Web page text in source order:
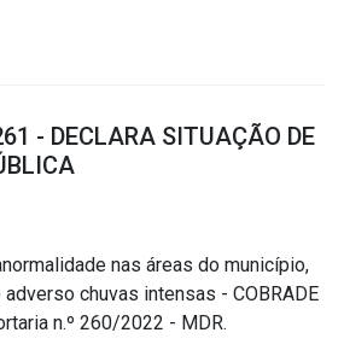
- DECLARA SITUAÇÃO DE
nas áreas do município,
chuvas intensas - COBRADE
n.º 260/2022 - MDR.